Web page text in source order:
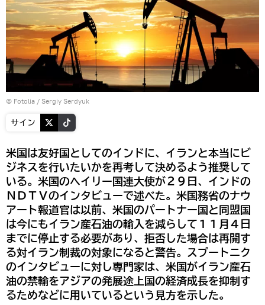
© Fotolia / Sergiy Serdyuk
サイン
米国は友好国としてのインドに、イランと本当にビ
ジネスを行いたいかを再考して決めるよう推奨して
いる。米国のヘイリー国連大使が２９日、インドの
ＮＤＴＶのインタビューで述べた。米国務省のナウ
アート報道官は以前、米国のパートナー国と同盟国
は今にもイラン産石油の輸入を減らして１１月４日
までに停止する必要があり、拒否した場合は再開す
る対イラン制裁の対象になると警告。スプートニク
のインタビューに対し専門家は、米国がイラン産石
油の禁輸をアジアの発展途上国の経済成長を抑制す
るためなどに用いているという見方を示した。